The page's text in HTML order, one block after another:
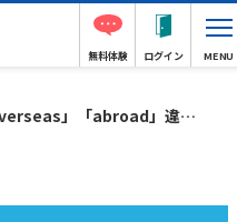
無料体験 ログイン MENU
」「abroad」違いとは？意味・使い方を例文つきで解説